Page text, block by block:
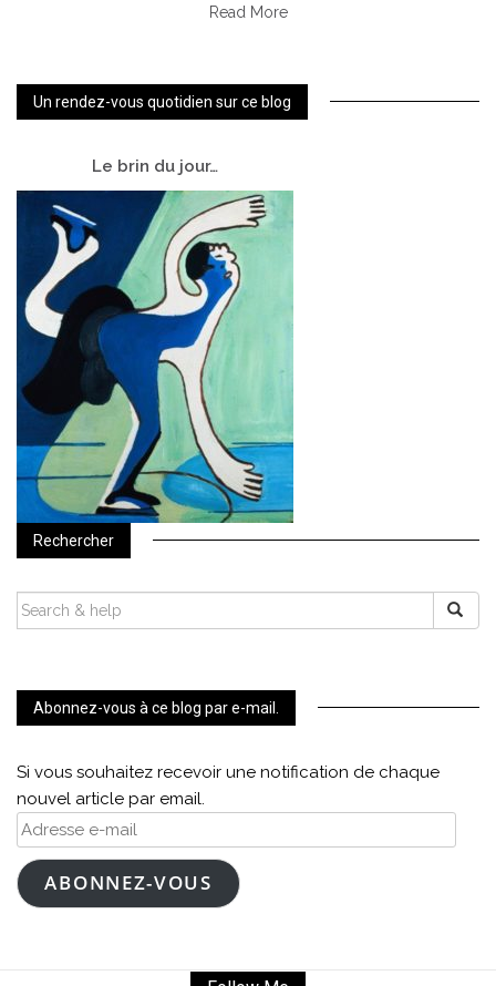
Read More
Un rendez-vous quotidien sur ce blog
Le brin du jour…
Rechercher
SEARCH
FOR:
Abonnez-vous à ce blog par e-mail.
Si vous souhaitez recevoir une notification de chaque
nouvel article par email.
Adresse
e-
mailABONNEZ-VOUS